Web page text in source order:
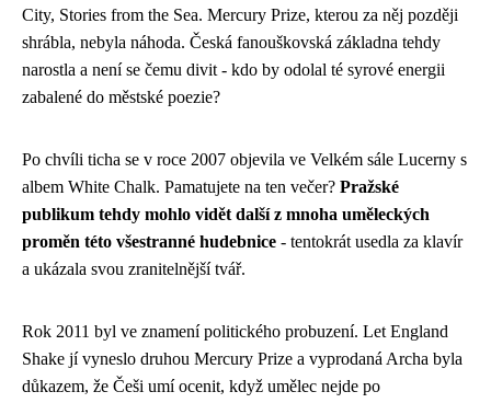
City, Stories from the Sea. Mercury Prize, kterou za něj později
shrábla, nebyla náhoda. Česká fanouškovská základna tehdy
narostla a není se čemu divit - kdo by odolal té syrové energii
zabalené do městské poezie?
Po chvíli ticha se v roce 2007 objevila ve Velkém sále Lucerny s
albem White Chalk. Pamatujete na ten večer? Pražské
publikum tehdy mohlo vidět další z mnoha uměleckých
proměn této všestranné hudebnice - tentokrát usedla za klavír
a ukázala svou zranitelnější tvář.
Rok 2011 byl ve znamení politického probuzení. Let England
Shake jí vyneslo druhou Mercury Prize a vyprodaná Archa byla
důkazem, že Češi umí ocenit, když umělec nejde po